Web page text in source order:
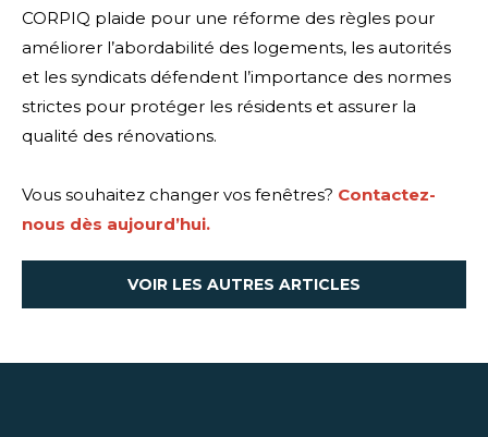
CORPIQ plaide pour une réforme des règles pour
améliorer l’abordabilité des logements, les autorités
et les syndicats défendent l’importance des normes
strictes pour protéger les résidents et assurer la
qualité des rénovations.
Vous souhaitez changer vos fenêtres? Contactez-
nous dès aujourd’hui.
VOIR LES AUTRES ARTICLES